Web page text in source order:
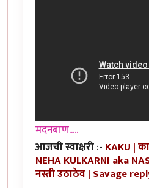
मदनबाण.....
आजची स्वाक्षरी:- KAKU |
NEHA KULKARNI aka
नस्ती उठाठेव | Savage